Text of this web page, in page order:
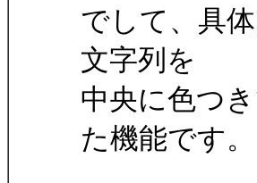
でして、具
文字列を
中央に色つ
た機能です。